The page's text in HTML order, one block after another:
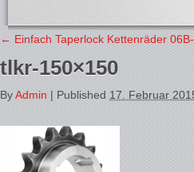
← Einfach Taperlock Kettenräder
tlkr-150×150
ByAdmin | Published 17. Februar